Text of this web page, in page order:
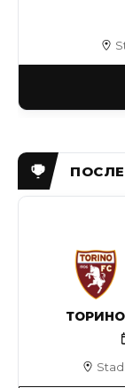
ТОРИНО